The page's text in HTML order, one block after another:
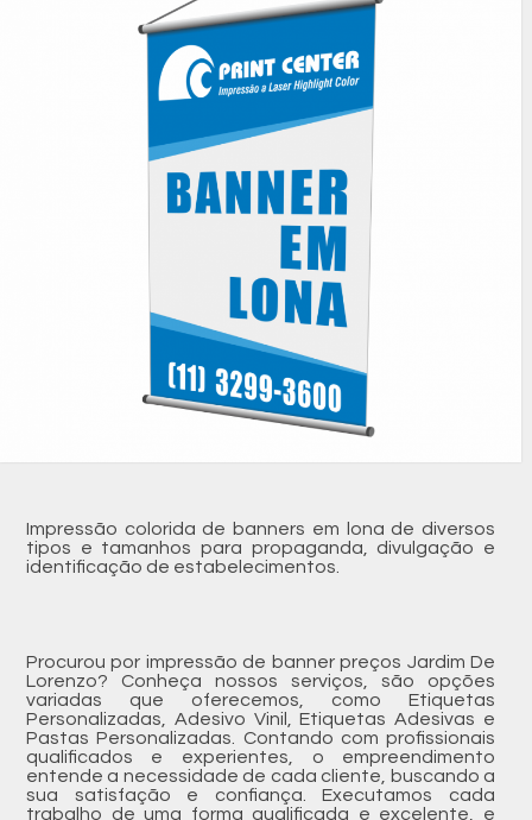
Impressão colorida de banners em lona de diversos
tipos e tamanhos para propaganda, divulgação e
identificação de estabelecimentos.
Procurou por impressão de banner preços Jardim De
Lorenzo? Conheça nossos serviços, são opções
variadas que oferecemos, como Etiquetas
Personalizadas, Adesivo Vinil, Etiquetas Adesivas e
Pastas Personalizadas. Contando com profissionais
qualificados e experientes, o empreendimento
entende a necessidade de cada cliente, buscando a
sua satisfação e confiança. Executamos cada
trabalho de uma forma qualificada e excelente, e